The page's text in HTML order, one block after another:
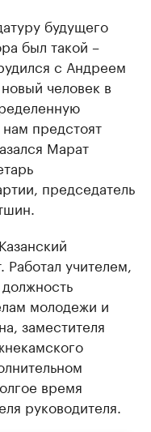
будущего
был такой –
с Андреем
человек в
предстоят
Марат
председатель
учителем,
молодежи и
заместителя
время
руководителя.